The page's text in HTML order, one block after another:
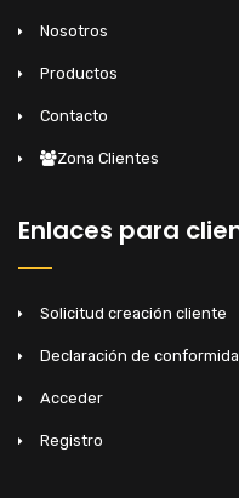
Nosotros
Productos
Contacto
Zona Clientes
Enlaces para
Solicitud creación cliente
Declaración de
Acceder
Registro